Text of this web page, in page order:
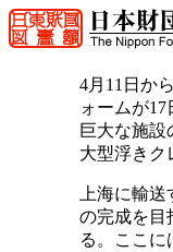
4月11日か
ォームが
巨大な施設
大型浮きク
上海に輸送
の完成を目
る。ここに